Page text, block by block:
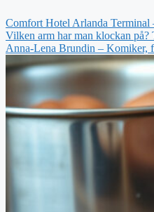
Comfort Hotel Arlanda
Vilken arm har man klockan
Anna-Lena Brundin – Komiker,